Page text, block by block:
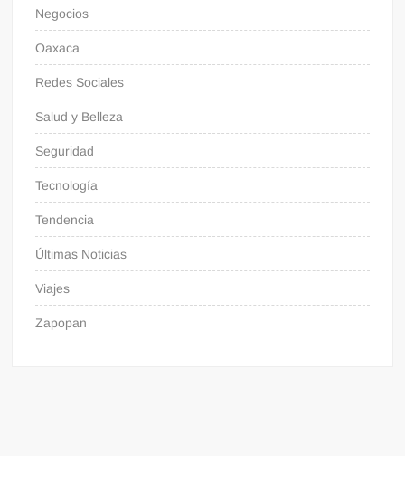
Negocios
Oaxaca
Redes Sociales
Salud y Belleza
Seguridad
Tecnología
Tendencia
Últimas Noticias
Viajes
Zapopan